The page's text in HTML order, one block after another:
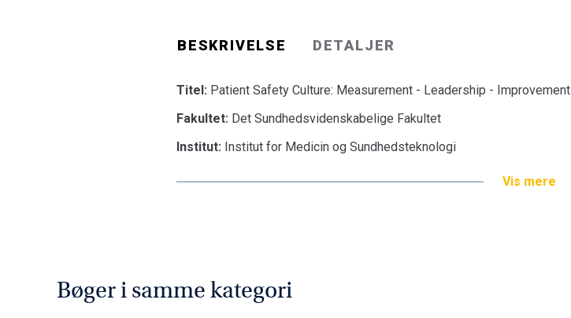
BESKRIVELSE DETALJER
Titel: Patient Safety Culture: Measurement - Leadership - Improvement
Fakultet: Det Sundhedsvidenskabelige Fakultet
Institut: Institut for Medicin og Sundhedsteknologi
Vis mere
Bøger i samme kategori